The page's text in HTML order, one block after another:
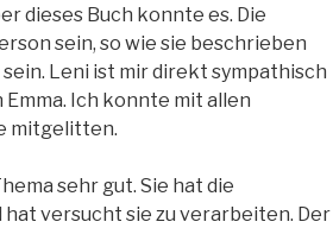
dieses Buch konnte es. Die
sein, so wie sie beschrieben
Leni ist mir direkt sympathisch
Ich konnte mit allen
mitgelitten.
sehr gut. Sie hat die
versucht sie zu verarbeiten. Der